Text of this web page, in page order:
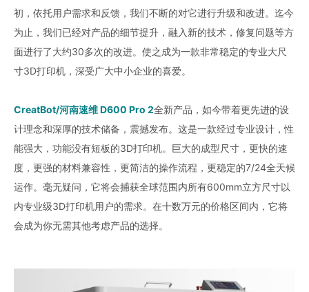
初，依托用户需求和反馈，我们不断的对它进行升级和改进。迄今
为止，我们已经对产品的细节提升，融入新的技术，修复问题等方
面进行了大约30多次的改进。使之成为一款非常稳定的专业大尺
寸3D打印机，深受广大中小企业的喜爱。
CreatBot/河南速维 D600 Pro 2全新产品，如今带着更先进的设
计理念和深厚的技术储备，震撼发布。这是一款经过专业设计，性
能强大，功能没有短板的3D打印机。巨大的成型尺寸，更快的速
度，更强的材料兼容性，更简洁的操作流程，更稳定的7/24全天候
运作。毫无疑问，它将会捕获全球范围内所有600mm立方尺寸以
内专业级3D打印机用户的需求。在十数万元的价格区间内，它将
会成为你无需其他考虑产品的选择。